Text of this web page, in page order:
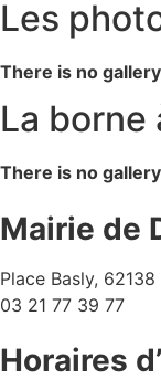
Les
There is no
La borne
There is no
Mairie de
Place Basly, 62138
03 21 77 39 77
Horaires